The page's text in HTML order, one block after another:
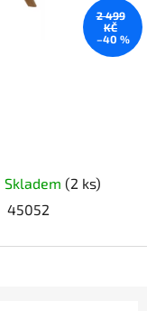
Skladem (2 ks)
45052
2 499
KČ
–40 %